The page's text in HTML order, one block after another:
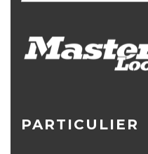
PARTICULIER